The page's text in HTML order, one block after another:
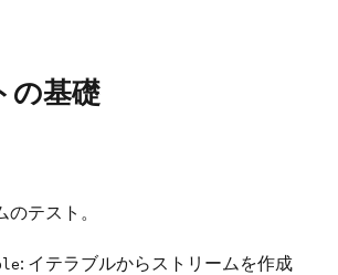
の基礎
テスト。
: イテラブルからストリームを作成